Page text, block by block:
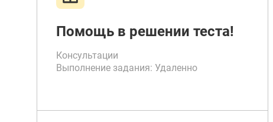
Помощь в решении теста!
Консультации
Выполнение задания: Удаленно